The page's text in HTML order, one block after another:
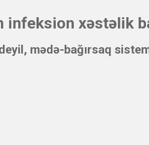
infeksion xəstəlik
mədə-bağırsaq